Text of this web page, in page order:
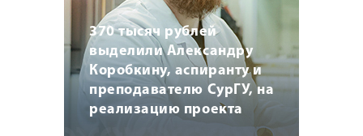
370 тысяч рублей
выделили Александру
Коробкину, аспиранту и
преподавателю СурГУ, на
реализацию проекта